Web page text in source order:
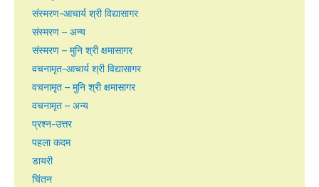
संस्मरण-आचार्य श्री विद्यासागर
संस्मरण – अन्य
संस्मरण – मुनि श्री क्षमासागर
वचनामृत-आचार्य श्री विद्यासागर
वचनामृत – मुनि श्री क्षमासागर
वचनामृत – अन्य
प्रश्न-उत्तर
पहला कदम
डायरी
चिंतन